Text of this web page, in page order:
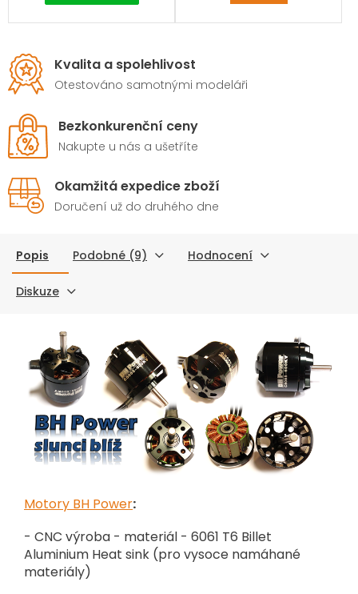
Kvalita a spolehlivost
Otestováno samotnými modeláři
Bezkonkurenční ceny
Nakupte u nás a ušetříte
Okamžitá expedice zboží
Doručení už do druhého dne
Popis Podobné (9) Hodnocení
Diskuze
Motory BH Power:
- CNC výroba - materiál - 6061 T6 Billet
Aluminium Heat sink (pro vysoce namáhané
materiály)